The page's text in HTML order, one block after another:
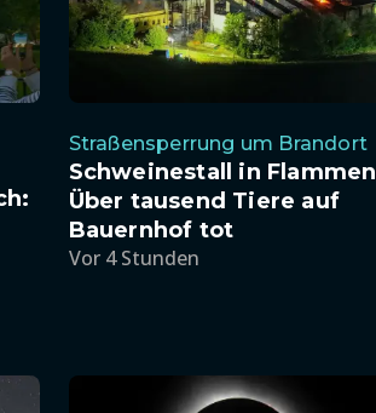
Straßensperrung um Brandort
Schweinestall in
Über tausend Tiere auf
Bauernhof tot
Vor 4 Stunden